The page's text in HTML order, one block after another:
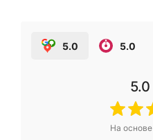
5.0 5.0
5.0
На основе